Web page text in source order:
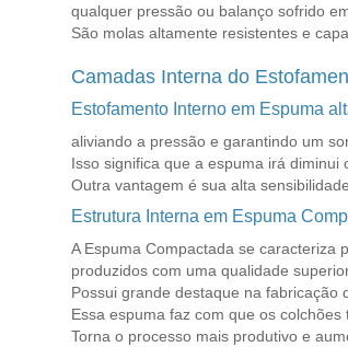
qualquer pressão ou balanço sofrido
São molas altamente resistentes e
Camadas Interna do
Estofamento Interno em Espuma
aliviando a pressão e garantindo um
Isso significa que a espuma irá
Outra vantagem é sua alta
Estrutura Interna em Espuma
A Espuma Compactada se caracteriza
produzidos com uma qualidade
Possui grande destaque na
Essa espuma faz com que os
Torna o processo mais produtivo e